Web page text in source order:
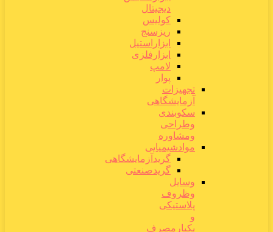
دیجیتال
کولیس
ریزسنج
ابزاراستیل
ابزارفلزی
لامپ
پوار
تجهیزات
آزمایشگاهی
سکوبندی
وطراحی
ومشاوره
موادشیمیایی
گریدآزمایشگاهی
گریدصنعتی
وسایل
وظروف
پلاستیکی
و
یکبارمصرف